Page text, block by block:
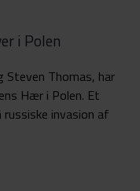
i Polen
Steven Thomas, har
Hær i Polen. Et
invasion af